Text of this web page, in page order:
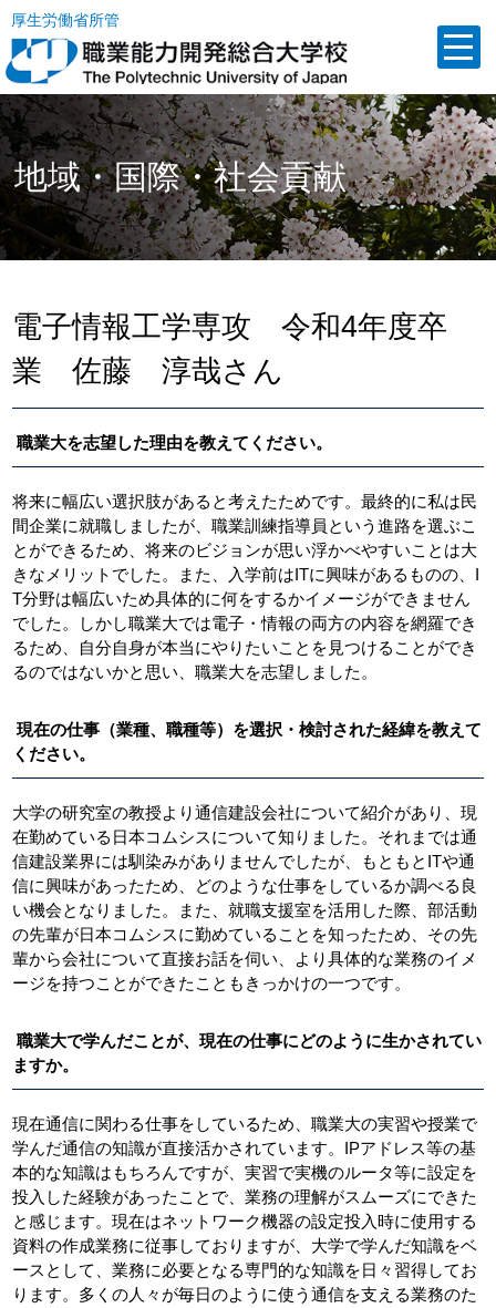
厚生労働省所管
地域・国際・社会貢献
電子情報工学専攻 令和4年度卒
業 佐藤 淳哉さん
職業大を志望した理由を教えてください。
将来に幅広い選択肢があると考えたためです。最終的に私は民
間企業に就職しましたが、職業訓練指導員という進路を選ぶこ
とができるため、将来のビジョンが思い浮かべやすいことは大
きなメリットでした。また、入学前はITに興味があるものの、I
T分野は幅広いため具体的に何をするかイメージができません
でした。しかし職業大では電子・情報の両方の内容を網羅でき
るため、自分自身が本当にやりたいことを見つけることができ
るのではないかと思い、職業大を志望しました。
現在の仕事（業種、職種等）を選択・検討された経緯を教えて
ください。
大学の研究室の教授より通信建設会社について紹介があり、現
在勤めている日本コムシスについて知りました。それまでは通
信建設業界には馴染みがありませんでしたが、もともとITや通
信に興味があったため、どのような仕事をしているか調べる良
い機会となりました。また、就職支援室を活用した際、部活動
の先輩が日本コムシスに勤めていることを知ったため、その先
輩から会社について直接お話を伺い、より具体的な業務のイメ
ージを持つことができたこともきっかけの一つです。
職業大で学んだことが、現在の仕事にどのように生かされてい
ますか。
現在通信に関わる仕事をしているため、職業大の実習や授業で
学んだ通信の知識が直接活かされています。IPアドレス等の基
本的な知識はもちろんですが、実習で実機のルータ等に設定を
投入した経験があったことで、業務の理解がスムーズにできた
と感じます。現在はネットワーク機器の設定投入時に使用する
資料の作成業務に従事しておりますが、大学で学んだ知識をベ
ースとして、業務に必要となる専門的な知識を日々習得してお
ります。多くの人々が毎日のように使う通信を支える業務のた